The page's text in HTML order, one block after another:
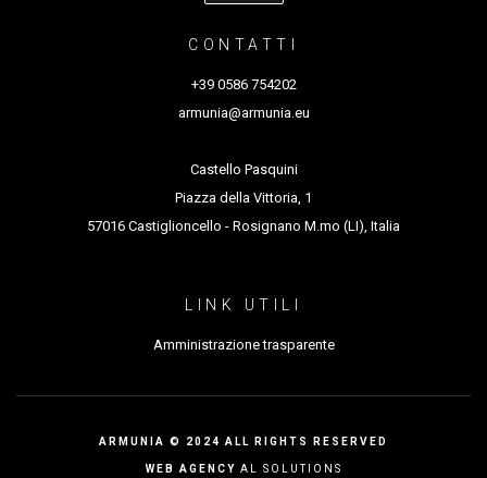
performative a Villa Manin Con la collaborazione del
“Consiglio Regionale del Friuli Venezia Giulia”.
residenza artistica perSelective Breeding
dall’European Festivals Fund for
Emerging Artists – EFFEA, una iniziativa
dell’European Festivals Association (EFA), co-
MIC (Ministero italiano della Cultura)
photo CREDITPIETROJORGE
CONTATTI
+39 0586 754202
armunia@armunia.eu
Castello Pasquini
Piazza della Vittoria, 1
57016 Castiglioncello - Rosignano M.mo (LI), Italia
LINK UTILI
Amministrazione trasparente
ARMUNIA © 2024 ALL RIGHTS RESERVED
WEB AGENCY AL SOLUTIONS